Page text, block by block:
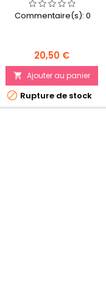
Commentaire(s): 0
Prix
20,50 €
 Ajouter au panier
 Rupture de stock